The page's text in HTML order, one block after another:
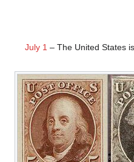
July 1 – The United States